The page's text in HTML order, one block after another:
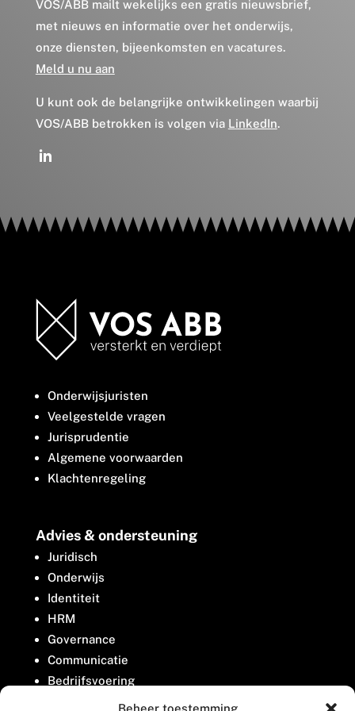
Beheer toestemming
VOS/ABB mailt wekelijks een gratis nieuwsbrief,
met nieuws en informatie over het onderwijs,
onze diensten, bijeenkomsten en vacatures.
Meld u nu aan
U kunt ook de belangrijke ontwikkelingen waarbij
VOS/ABB betrokken is volgen via LinkedIn.
Onderwijsjuristen
Veelgestelde vragen
Jurisprudentie
Algemene voorwaarden
Klachtenregeling
Advies & ondersteuning
Juridisch
Onderwijs
Identiteit
HRM
Governance
Communicatie
Bedrijfsvoering
Belangenbehartiging